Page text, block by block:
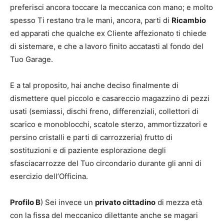
preferisci ancora toccare la meccanica con mano; e molto
spesso Ti restano tra le mani, ancora, parti di Ricambio
ed apparati che qualche ex Cliente affezionato ti chiede
di sistemare, e che a lavoro finito accatasti al fondo del
Tuo Garage.
E a tal proposito, hai anche deciso finalmente di
dismettere quel piccolo e casareccio magazzino di pezzi
usati (semiassi, dischi freno, differenziali, collettori di
scarico e monoblocchi, scatole sterzo, ammortizzatori e
persino cristalli e parti di carrozzeria) frutto di
sostituzioni e di paziente esplorazione degli
sfasciacarrozze del Tuo circondario durante gli anni di
esercizio dell’Officina.
Profilo B) Sei invece un privato cittadino di mezza età
con la fissa del meccanico dilettante anche se magari